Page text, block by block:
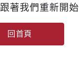
著我們重新開始
回首頁